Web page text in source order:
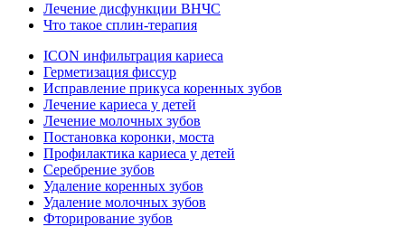
Лечение дисфункции ВНЧС
Что такое сплин-терапия
ICON инфильтрация кариеса
Герметизация фиссур
Исправление прикуса коренных зубов
Лечение кариеса у детей
Лечение молочных зубов
Постановка коронки, моста
Профилактика кариеса у детей
Серебрение зубов
Удаление коренных зубов
Удаление молочных зубов
Фторирование зубов